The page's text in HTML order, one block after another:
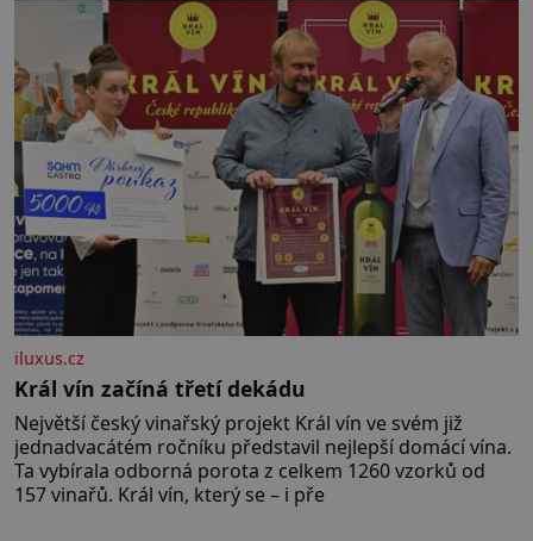
iluxus.cz
Král vín začíná třetí dekádu
Největší český vinařský projekt Král vín ve svém již
jednadvacátém ročníku představil nejlepší domácí vína.
Ta vybírala odborná porota z celkem 1260 vzorků od
157 vinařů. Král vín, který se – i pře